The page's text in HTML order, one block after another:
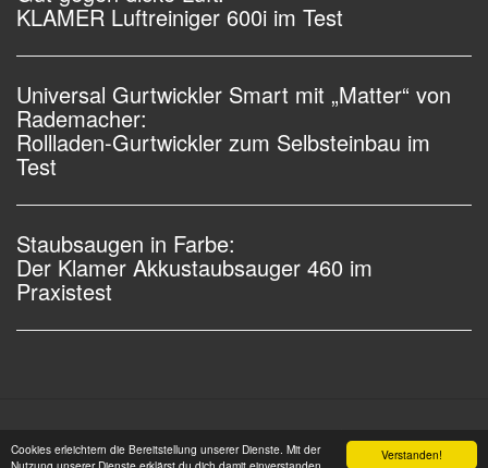
Verstanden!
Cookies erleichtern die Bereitstellung unserer Dienste. Mit der
KLAMER Luftreiniger 600i im Test
Universal Gurtwickler Smart mit „Matter“ von
Rademacher:
Rollladen-Gurtwickler zum Selbsteinbau im
Test
Staubsaugen in Farbe:
Der Klamer Akkustaubsauger 460 im
Praxistest
Copyright © 2006 - 2026